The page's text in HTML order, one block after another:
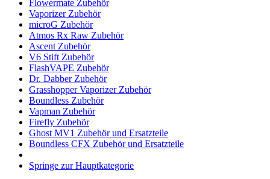
Flowermate Zubehör
Vaporizer Zubehör
microG Zubehör
Atmos Rx Raw Zubehör
Ascent Zubehör
V6 Stift Zubehör
FlashVAPE Zubehör
Dr. Dabber Zubehör
Grasshopper Vaporizer Zubehör
Boundless Zubehör
Vapman Zubehör
Firefly Zubehör
Ghost MV1 Zubehör und Ersatzteile
Boundless CFX Zubehör und Ersatzteile
Springe zur Hauptkategorie